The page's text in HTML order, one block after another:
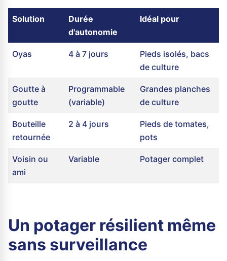
Solution
Durée
d'autonomie
Idéal pour
Oyas 4 à 7 jours
Pieds isolés, bacs
de culture
Goutte à
goutte
Programmable
(variable)
Grandes planches
de culture
Bouteille
retournée
2 à 4 jours
Pieds de tomates,
pots
Voisin ou
ami
Variable Potager complet
Un potager résilient même
sans surveillance